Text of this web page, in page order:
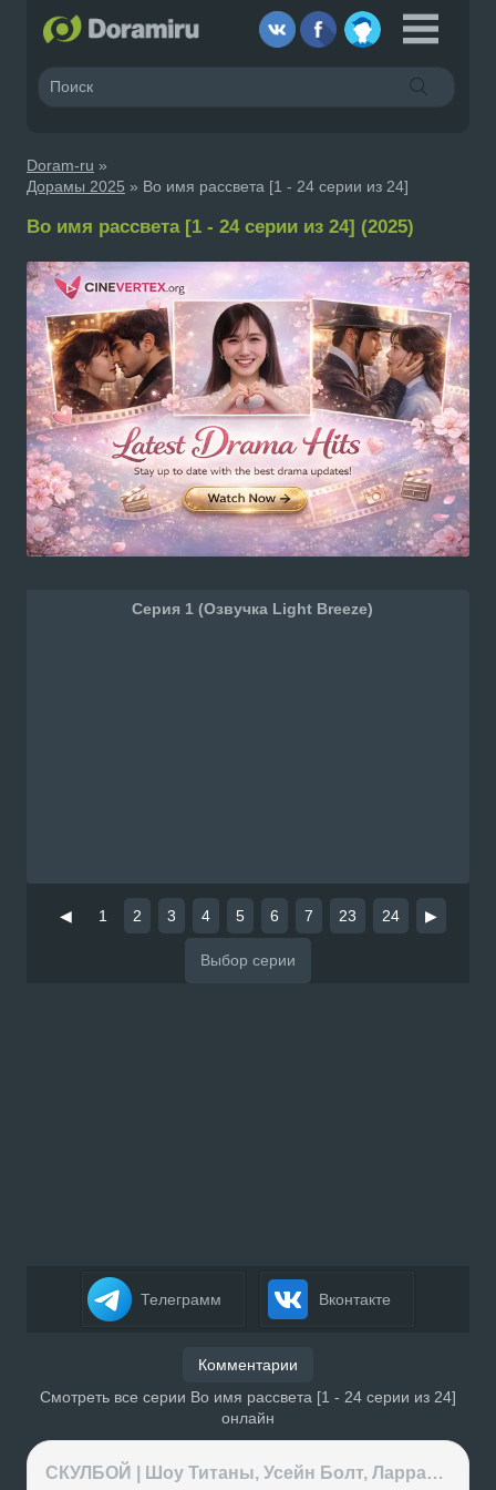
Doram-ru »
Дорамы 2025 » Во имя рассвета [1 - 24 серии из 24]
Во имя рассвета [1 - 24 серии из 24] (2025)
Серия 1 (Озвучка Light Breeze)
◀ 1 2 3 4 5 6 7 23 24 ▶
Телеграмм Вконтакте
Комментарии
Смотреть все серии Во имя рассвета [1 - 24 серии из 24]
онлайн
СКУЛБОЙ | Шоу Титаны, Усейн Болт, Ларрат, Зашквар!